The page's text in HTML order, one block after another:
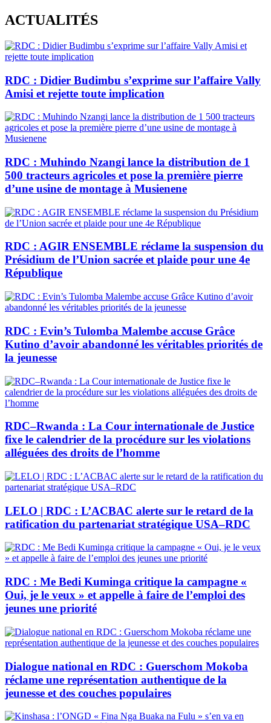
Skip
to
content
ACTUALITÉS
RDC : Didier Budimbu s’exprime sur l’affaire Vally
Amisi et rejette toute implication
RDC : Muhindo Nzangi lance la distribution de 1
500 tracteurs agricoles et pose la première pierre
d’une usine de montage à Musienene
RDC : AGIR ENSEMBLE réclame la suspension du
Présidium de l’Union sacrée et plaide pour une 4e
République
RDC : Evin’s Tulomba Malembe accuse Grâce
Kutino d’avoir abandonné les véritables priorités de
la jeunesse
RDC–Rwanda : La Cour internationale de Justice
fixe le calendrier de la procédure sur les violations
alléguées des droits de l’homme
LELO | RDC : L’ACBAC alerte sur le retard de la
ratification du partenariat stratégique USA–RDC
RDC : Me Bedi Kuminga critique la campagne «
Oui, je le veux » et appelle à faire de l’emploi des
jeunes une priorité
Dialogue national en RDC : Guerschom Mokoba
réclame une représentation authentique de la
jeunesse et des couches populaires